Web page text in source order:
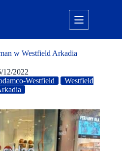
w Westfield Arkadia
12/2022
Westfield
Westfield